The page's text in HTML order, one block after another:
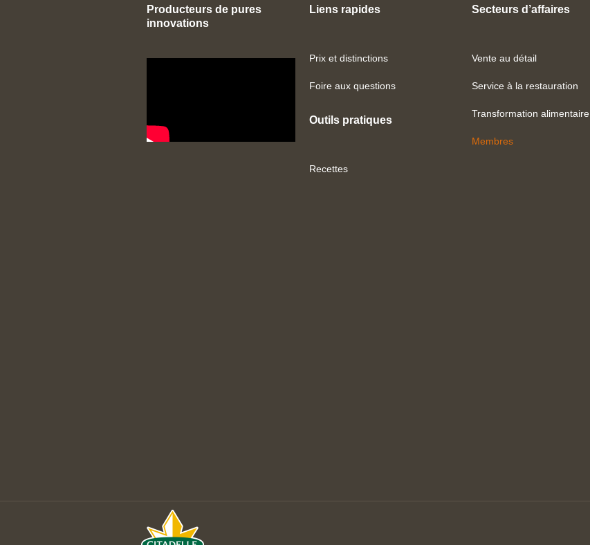
Producteurs de pures
innovations
Liens rapides
Prix et distinctions
Foire aux questions
Outils pratiques
Recettes
Secteurs d’affaires
Vente au détail
Service à la restauration
Transformation alimentaire
Membres